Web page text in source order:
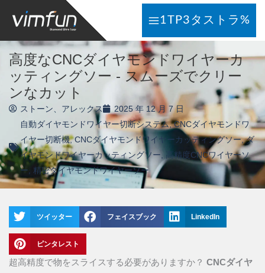
テ
プ
1TP3タストラ%
高度なCNCダイヤモンドワイヤーカ
ッティングソー - スムーズでクリー
ンなカット
ストーン、アレックス
2025 年 12 月 7 日
自動ダイヤモンドワイヤー切断システム,CNCダイヤモンドワ
イヤー切断機,CNCダイヤモンドワイヤーカッティングソー,ダ
イヤモンドワイヤーカッティングソー
高精度CNCワイヤーソ
ー
精密ダイヤモンドワイヤーソー
ツイッター フェイスブック LinkedIn
ピンタレスト
超高精度で物をスライスする必要がありますか？ CNCダイヤ